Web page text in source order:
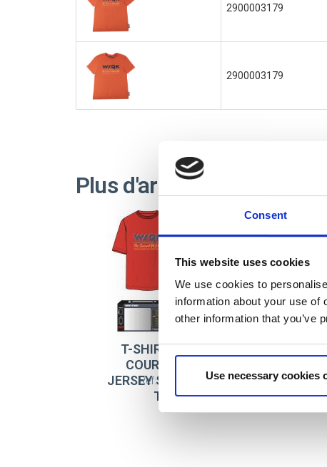
Consent
This website uses cookies
We use cookies to
information about your use of
other information that you’ve
Use necessary cookies
2900003179
2900003179
Plus d'articles STRANGER
T-SHIRT MANCHES
COURTES SINGLE
JERSEY SET STRANGER
THINGS
Ref: 2900003847